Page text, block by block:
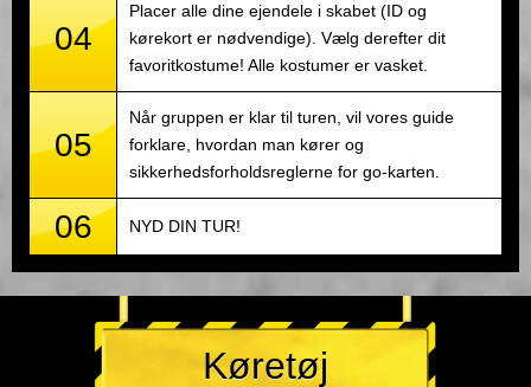
04
Placer alle dine ejendele i skabet (ID og
kørekort er nødvendige). Vælg derefter dit
favoritkostume! Alle kostumer er vasket.
05
Når gruppen er klar til turen, vil vores guide
forklare, hvordan man kører og
sikkerhedsforholdsreglerne for go-karten.
06 NYD DIN TUR!
Køretøj